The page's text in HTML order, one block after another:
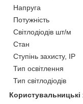
Напруга
Потужність
Світлодіодів шт/м
Стан
Ступінь захисту, IP
Тип освітлення
Тип світлодіодів
Користувальницькі